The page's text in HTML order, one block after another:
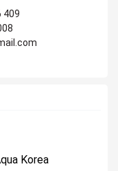
409
Korea